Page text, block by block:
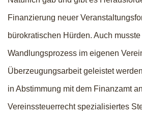
Finanzierung neuer
bürokratischen Hürden. Auch musste
Wandlungsprozess im eigenen
Überzeugungsarbeit geleistet
in Abstimmung mit dem Finanzamt
Vereinssteuerrecht spezialisiertes